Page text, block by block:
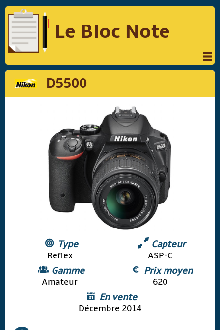
Le Bloc Note
INFORMATIQUE
MUSIQUE
PHOTOGRAPHIE
REVUES DE PRESSE
COMPARATIF DES HYBRIDES
COMPARATIF DES APPAREILS REFLEX
Suivre Le Bloc Note
D5500
Type
Reflex
Capteur
ASP-C
Gamme
Amateur
Prix moyen
620
En vente
Décembre 2014